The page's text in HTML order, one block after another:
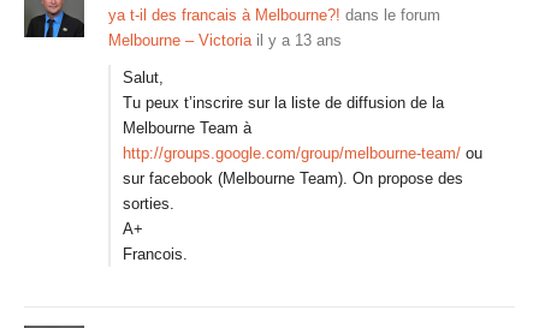
ya t-il des francais à Melbourne?! dans le forum
Melbourne – Victoria il y a 13 ans
Salut,
Tu peux t’inscrire sur la liste de diffusion de la
Melbourne Team à
http://groups.google.com/group/melbourne-team/ ou
sur facebook (Melbourne Team). On propose des
sorties.
A+
Francois.